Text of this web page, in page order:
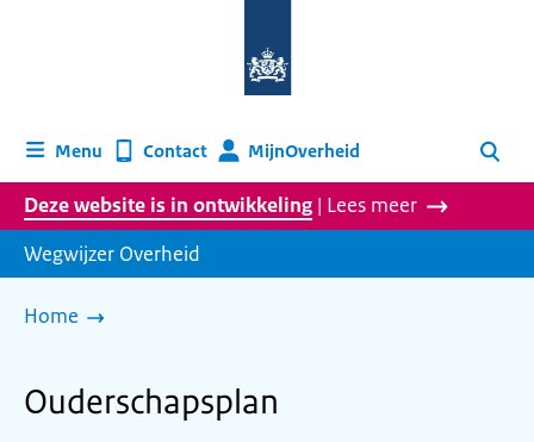
homepage
Menu Contact MijnOverheid Zoeken
Deze website is in ontwikkeling | Lees meer
Wegwijzer Overheid
Home
Ouderschapsplan